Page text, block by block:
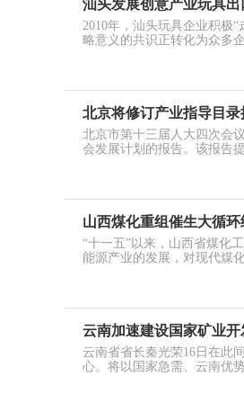
汕头发展创意产业玩具
2010年，汕头玩具企业积极
略意义的共识正转化为众多
北京将修订产业指导目
北京市第十三届人大四次会
会发展计划的报告。该报告
山西煤化重组催生大循
“十一五”以来，山西省煤化
能源产业的发展，对现代煤
云南加速建设国家矿业
云南省省长秦光荣16日在此
心。将以国家急需、云南优